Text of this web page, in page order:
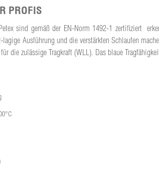
PROFIS
sind gemäß der EN-Norm 1492-1 zertifiziert 
Ausführung und die verstärkten Schlaufen
die zulässige Tragkraft (WLL). Das blaue